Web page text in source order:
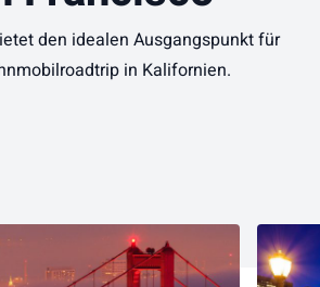
den idealen Ausgangspunkt für
in Kalifornien.